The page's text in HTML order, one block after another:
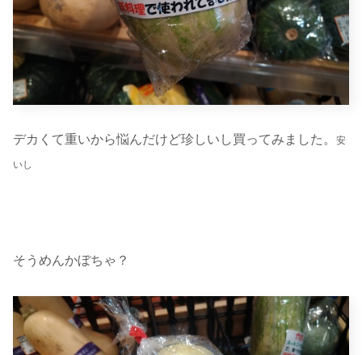
デカくて重いから悩んだけど珍しいし買ってみました。 安
いし
そうめんかぼちゃ？